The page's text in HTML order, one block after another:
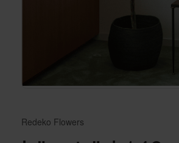
Redeko Flowers